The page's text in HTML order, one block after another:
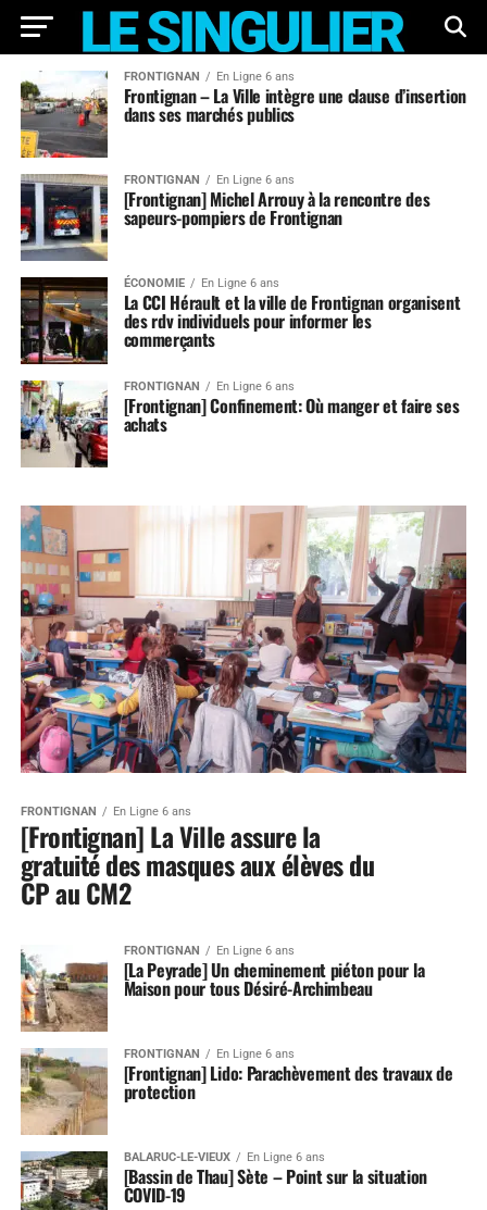
FRONTIGNAN En Ligne 6 ans
Frontignan – La Ville intègre une clause d’insertion
dans ses marchés publics
FRONTIGNAN En Ligne 6 ans
[Frontignan] Michel Arrouy à la rencontre des
sapeurs-pompiers de Frontignan
ÉCONOMIE En Ligne 6 ans
La CCI Hérault et la ville de Frontignan organisent
des rdv individuels pour informer les
commerçants
FRONTIGNAN En Ligne 6 ans
[Frontignan] Confinement: Où manger et faire ses
achats
FRONTIGNAN En Ligne 6 ans
[Frontignan] La Ville assure la
gratuité des masques aux élèves du
CP au CM2
FRONTIGNAN En Ligne 6 ans
[La Peyrade] Un cheminement piéton pour la
Maison pour tous Désiré-Archimbeau
FRONTIGNAN En Ligne 6 ans
[Frontignan] Lido: Parachèvement des travaux de
protection
BALARUC-LE-VIEUX En Ligne 6 ans
[Bassin de Thau] Sète – Point sur la situation
COVID-19